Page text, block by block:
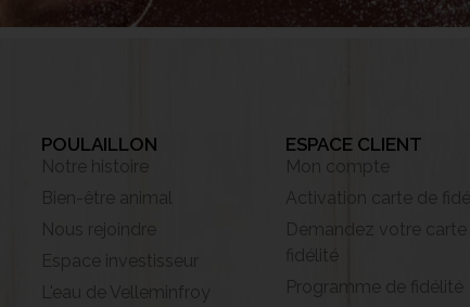
POULAILLON
Notre histoire
Bien-être animal
Nous rejoindre
Espace investisseur
L'eau de Velleminfroy
ESPACE CLIENT
Mon compte
Activation carte de
Demandez votre carte
fidélité
Programme de fidélité